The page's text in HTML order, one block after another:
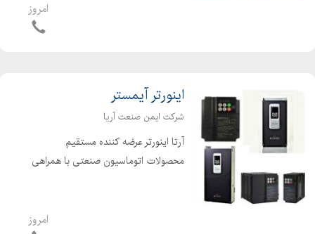
SEWHA انوع لودسل با وزن های مختلف
برای کاربردهای متفاون ( کششی فشاری -
امروز
اینورتر آیمستر
شرکت ایمن صنعت آریا
آرتا اینورتر عرضه کننده مستقیم
محصولات اتوماسیون صنعتی با همراهی
سنگین به ترتیب U1 ,C1, A1, E1 تولید
امروز